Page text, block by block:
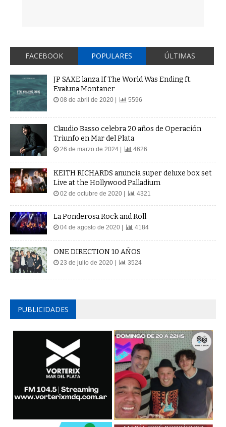
FACEBOOK POPULARES ÚLTIMAS
JP SAXE lanza If The World Was Ending ft.
Evaluna Montaner
08 de abril de 2020 | 5596
Claudio Basso celebra 20 años de Operación
Triunfo en Mar del Plata
26 de marzo de 2024 | 4626
KEITH RICHARDS anuncia super deluxe box set
Live at the Hollywood Palladium
02 de octubre de 2020 | 4321
La Ponderosa Rock and Roll
04 de agosto de 2020 | 4184
ONE DIRECTION 10 AÑOS
23 de julio de 2020 | 3524
PUBLICIDADES